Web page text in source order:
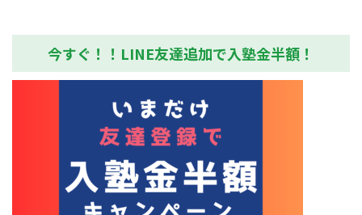
今すぐ！！LINE友達追加で入塾金半額！